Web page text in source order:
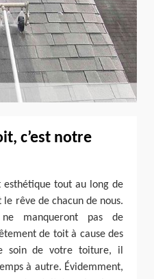
c’est notre
tout au long de
le rêve de chacun de nous.
ne manqueront pas de
de toit à cause des
soin de votre toiture, il
à autre. Évidemment,